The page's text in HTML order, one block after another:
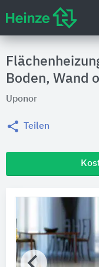
Boden, Wand
Uponor
Teilen